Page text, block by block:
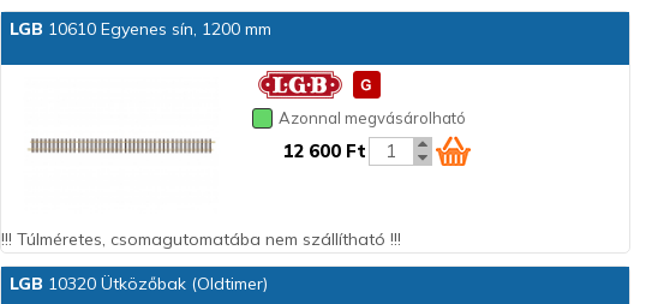
LGB 10610 Egyenes sín, 1200 mm
Azonnal megvásárolható
12 600 Ft
!!! Túlméretes, csomagutomatába nem szállítható !!!
LGB 10320 Ütközőbak (Oldtimer)